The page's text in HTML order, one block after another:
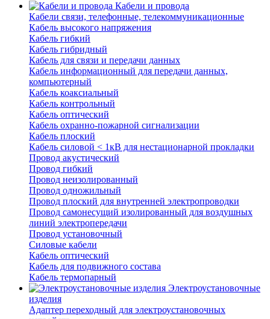
Кабели и провода
Кабели связи, телефонные, телекоммуникационные
Кабель высокого напряжения
Кабель гибкий
Кабель гибридный
Кабель для связи и передачи данных
Кабель информационный для передачи данных,
компьютерный
Кабель коаксиальный
Кабель контрольный
Кабель оптический
Кабель охранно-пожарной сигнализации
Кабель плоский
Кабель силовой < 1кВ для нестационарной прокладки
Провод акустический
Провод гибкий
Провод неизолированный
Провод одножильный
Провод плоский для внутренней электропроводки
Провод самонесущий изолированный для воздушных
линий электропередачи
Провод установочный
Силовые кабели
Кабель оптический
Кабель для подвижного состава
Кабель термопарный
Электроустановочные
изделия
Адаптер переходный для электроустановочных